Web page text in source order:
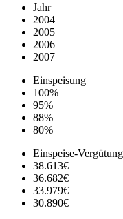
Jahr
2004
2005
2006
2007
Einspeisung
100%
95%
88%
80%
Einspeise-
38.613€
36.682€
33.979€
30.890€